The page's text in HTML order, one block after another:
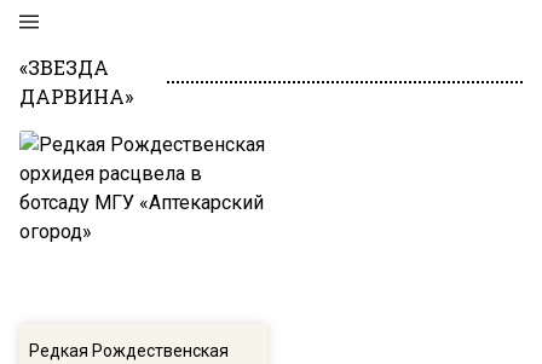
«ЗВЕЗДА
ДАРВИНА»
Редкая Рождественская